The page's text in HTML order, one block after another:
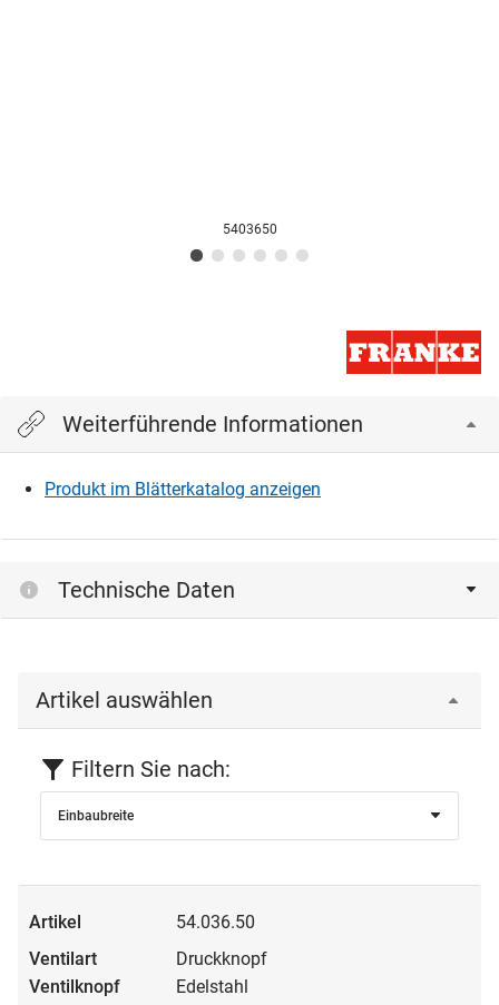
5403650
Weiterführende Informationen
Produkt im Blätterkatalog anzeigen
Technische Daten
Artikel auswählen
Filtern Sie nach:
Einbaubreite
54.036.50
Druckknopf
Edelstahl